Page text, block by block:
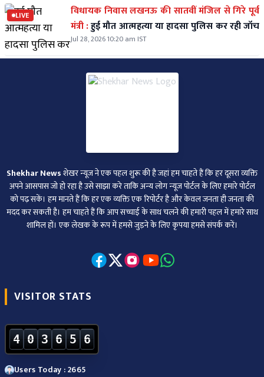
LIVE
विधायक निवास लखनऊ की सातवीं मंजिल से गिरे पूर्व
मंत्री :हुई मौत आत्महत्या या हादसा पुलिस कर रही जॉच
Jul 28, 2026 10:20 am IST
Shekhar Newsशेखर न्‍यूज ने एक पहल शुरू की है जहां हम चाहते हैं कि हर दूसरा व्‍यक्ति
अपने आसपास जो हो रहा है उसे साझा करे ताकि अन्‍य लोग न्‍यूज पोर्टल के लिए हमारे पोर्टल
को पढ़ सकें। हम मानते हैं कि हर एक व्यक्ति एक रिपोर्टर है और केवल जनता ही जनता की
मदद कर सकती है। हम चाहते हैं कि आप सच्चाई के साथ चलने की हमारी पहल में हमारे साथ
शामिल हों। एक लेखक के रूप में हमसे जुड़ने के लिए कृपया हमसे संपर्क करें।
VISITOR STATS
4 0 3 6 5 6
Users Today : 2665